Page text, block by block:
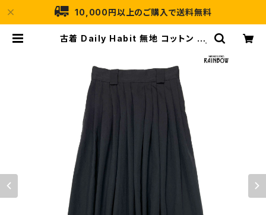
10,000円以上のご購入で送料無料
古着 Daily Habit 無地 コットン ロ